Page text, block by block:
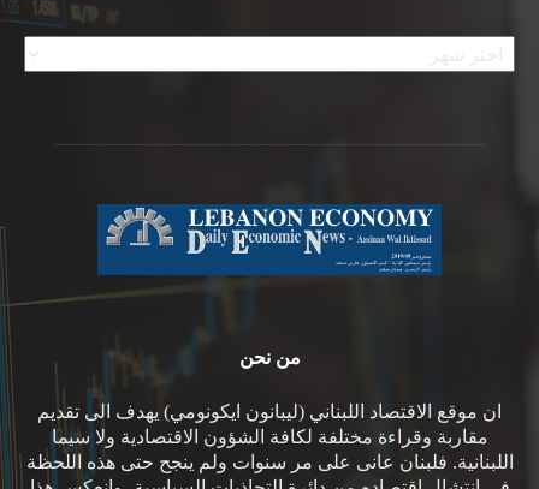
الأرشيف
من نحن
ان موقع الاقتصاد اللبناني (ليبانون ايكونومي) يهدف الى تقديم
مقاربة وقراءة مختلفة لكافة الشؤون الاقتصادية ولا سيما
اللبنانية. فلبنان عانى على مر سنوات ولم ينجح حتى هذه اللحظة